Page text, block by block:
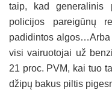
taip, kad generalinis
policijos pareigūnų
padidintos algos…Arba
visi vairuotojai už
21 proc. PVM, kai tuo
džipų bakus piltis